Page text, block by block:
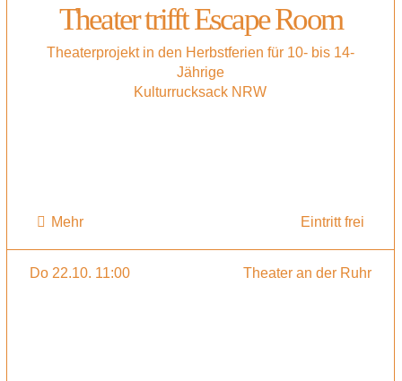
Theater trifft Escape Room
Theaterprojekt in den Herbstferien für 10- bis 14-
Jährige
Kulturrucksack NRW
Mehr Eintritt frei
Do 22.10. 11:00 Theater an der Ruhr